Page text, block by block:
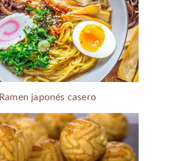
Ramen japonés casero